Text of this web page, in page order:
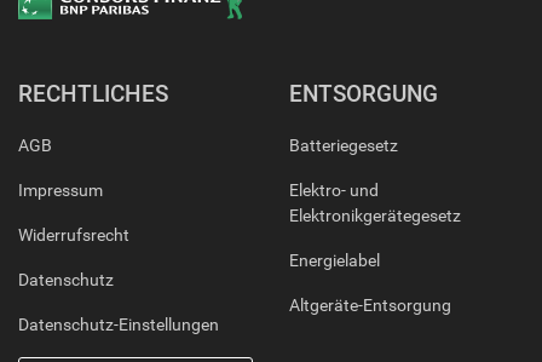
RECHTLICHES
AGB
Impressum
Widerrufsrecht
Datenschutz
Datenschutz-Einstellungen
ENTSORGUNG
Batteriegesetz
Elektro- und
Elektronikgerätegesetz
Energielabel
Altgeräte-Entsorgung